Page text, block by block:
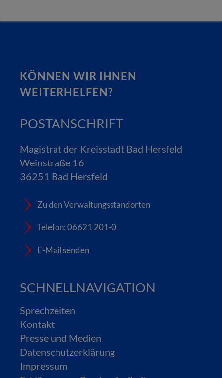
KÖNNEN WIR IHNEN
WEITERHELFEN?
POSTANSCHRIFT
Magistrat der Kreisstadt Bad Hersfeld
Weinstraße 16
36251 Bad Hersfeld
Zu den Verwaltungsstandorten
Telefon: 06621 201-0
E-Mail senden
SCHNELLNAVIGATION
Sprechzeiten
Kontakt
Presse und Medien
Datenschutzerklärung
Impressum